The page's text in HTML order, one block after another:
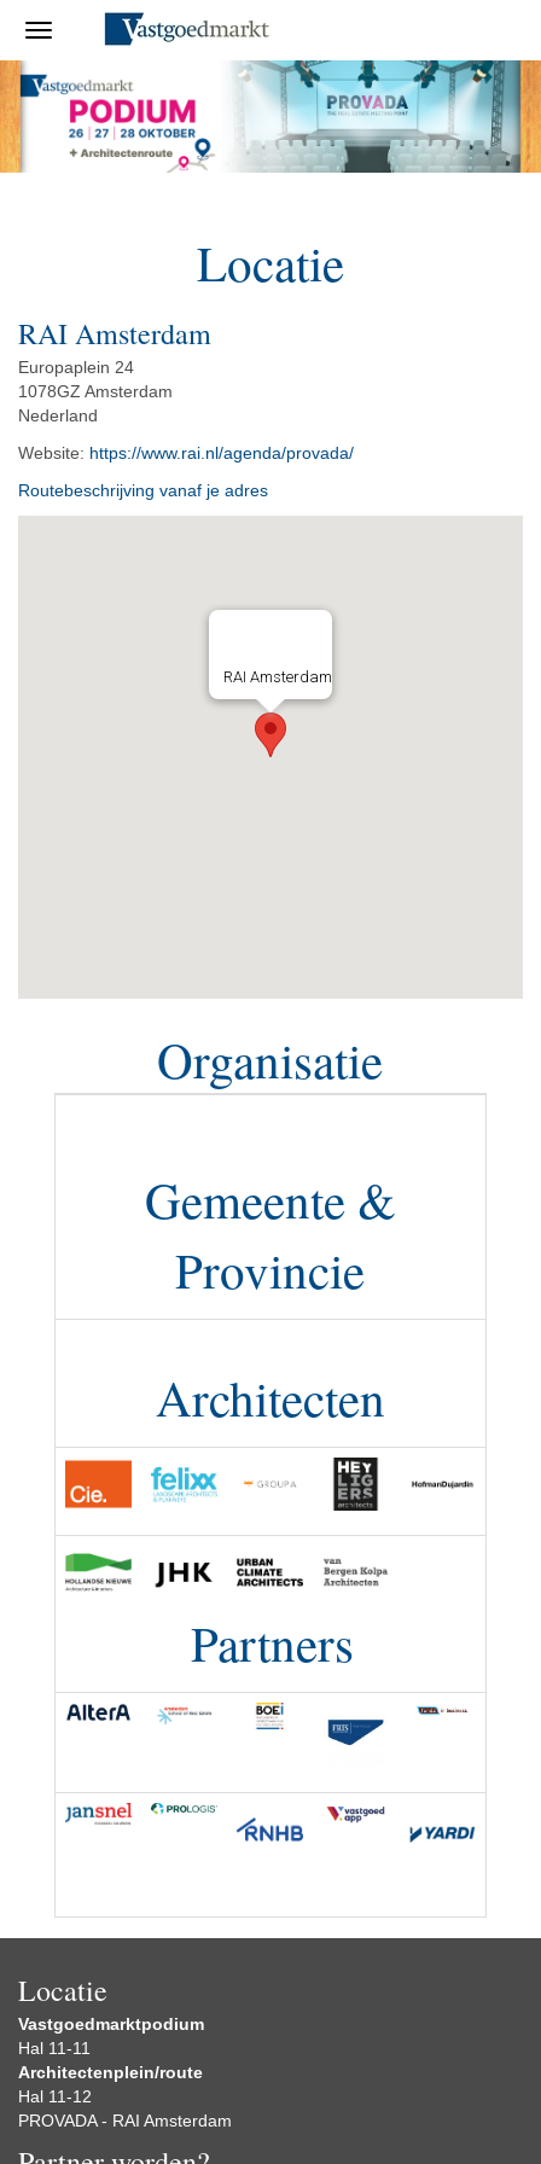
Locatie
RAI Amsterdam
Europaplein 24
1078GZ Amsterdam
Nederland
Website: https://www.rai.nl/agenda/provada/
Routebeschrijving vanaf je adres
RAI Amsterdam
Organisatie
Gemeente &
Provincie
Architecten
Partners
Locatie
Vastgoedmarktpodium
Hal 11-11
Architectenplein/route
Hal 11-12
PROVADA - RAI Amsterdam